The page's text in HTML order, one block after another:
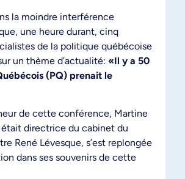
la moindre interférence
une heure durant, cinq
de la politique québécoise
un thème d’actualité: «Il y a 50
(PQ) prenait le
de cette conférence, Martine
était directrice du cabinet du
René Lévesque, s’est replongée
dans ses souvenirs de cette